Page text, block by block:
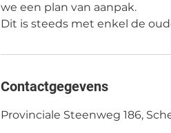
we een plan van aanpak.
Dit is steeds met enkel de
Contactgegevens
Provinciale Steenweg 186,